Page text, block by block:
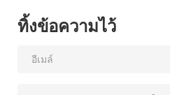
ทิ้งข้อความไว้